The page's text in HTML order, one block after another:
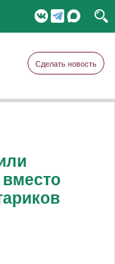
Сделать новость